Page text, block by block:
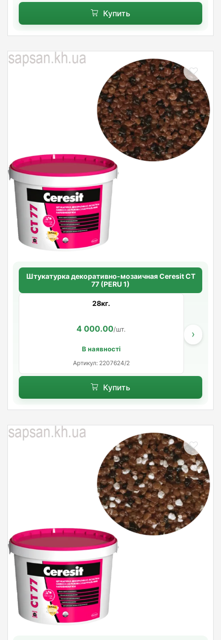
Купить
Штукатурка декоративно-мозаичная Ceresit CT
77 (PERU 1)
28кг.
4 000.00/шт.
В наявності
Артикул: 2207624/2
›
Купить